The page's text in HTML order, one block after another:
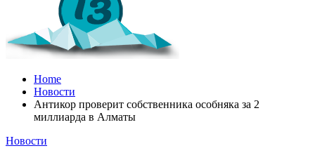
Home
Новости
Антикор проверит собственника особняка за 2
миллиарда в Алматы
Новости